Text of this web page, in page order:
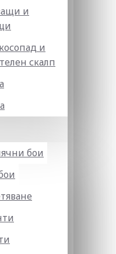
и
и
скалп
бои